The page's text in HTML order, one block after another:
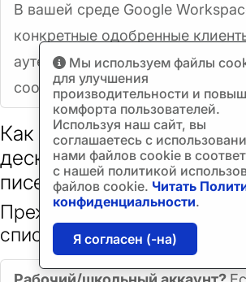
В вашей среде Google
конкретные одобренные
аутентификации, которым вы
соответствовать (уточните у
Как перейти с Gmail в
десктопный клиент (без
писем)
Прежде чем начать:
список на 3 минуты
Мы используем файлы
для улучшения
производительности и
комфорта пользователей.
Используя наш сайт, вы
соглашаетесь с
нами файлов cookie в
с нашей политикой
файлов cookie. Читать
конфиденциальности.
Я согласен (-на)